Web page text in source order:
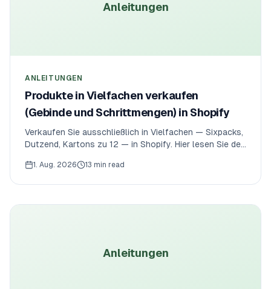
Anleitungen
ANLEITUNGEN
Produkte in Vielfachen verkaufen
(Gebinde und Schrittmengen) in Shopify
Verkaufen Sie ausschließlich in Vielfachen — Sixpacks,
Dutzend, Kartons zu 12 — in Shopify. Hier lesen Sie den
warum native Regeln nur B2B abdecken und wie Sie
1. Aug. 2026 13 min read
Anleitungen